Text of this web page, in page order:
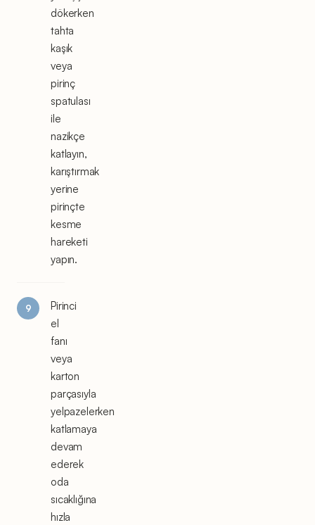
dökerken
tahta
kaşık
veya
pirinç
spatulası
ile
nazikçe
katlayın,
karıştırmak
yerine
pirinçte
kesme
hareketi
yapın.
Pirinci
el
fanı
veya
karton
parçasıyla
yelpazelerken
katlamaya
devam
ederek
oda
sıcaklığına
hızla